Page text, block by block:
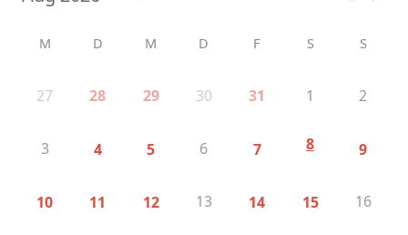
M D M D F S S
27 28 29 30 31 1 2
3 4 5 6 7 8 9
10 11 12 13 14 15 16